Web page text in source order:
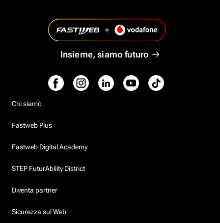
Insieme, siamo futuro
Chi siamo
Fastweb Plus
Fastweb Digital Academy
STEP FuturAbility District
Diventa partner
Sicurezza sul Web